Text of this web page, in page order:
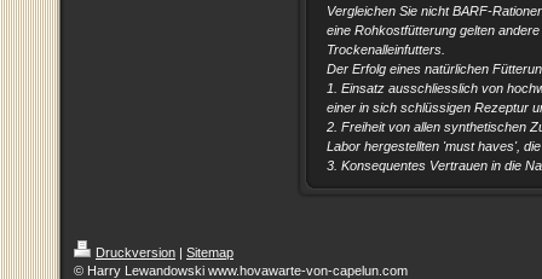
Vergleichen Sie nicht BARF-
eine Rohkostfütterung gelten
Trockenalleinfutters.
Der Erfolg eines natürlichen
1. Einsatz ausschliesslich von
einer in sich schlüssigen Rezeptur
2. Freiheit von allen synthetischen
Labor hergestellten 'must haves',
3. Konsequentes Vertrauen in die
Druckversion | Sitemap
© Harry Lewandowski www.hovawarte-von-capelun.com